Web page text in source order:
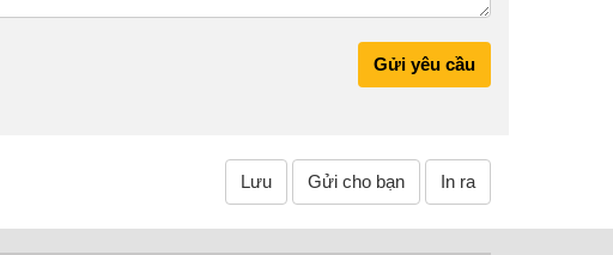
Gửi yêu cầu
Lưu Gửi cho bạn In ra